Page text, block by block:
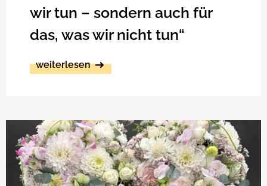
wir tun – sondern auch für
das, was wir nicht tun“
weiterlesen